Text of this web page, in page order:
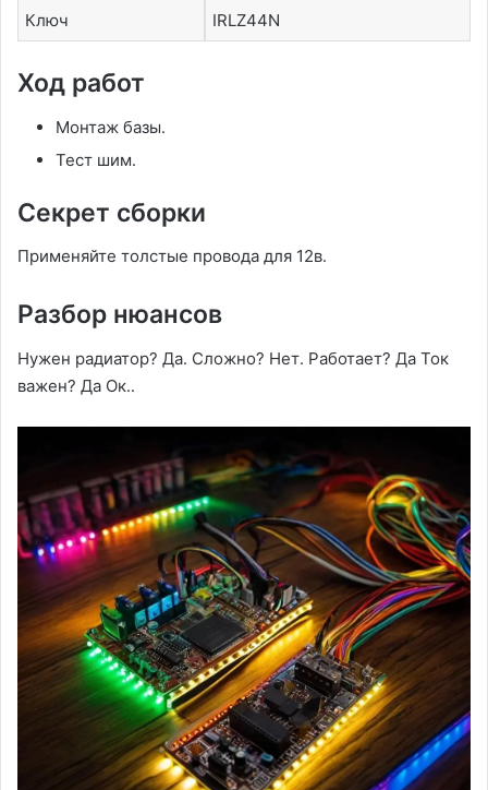
Ключ IRLZ44N
Ход работ
Монтаж базы․
Тест шим․
Секрет сборки
Применяйте толстые провода для 12в․
Разбор нюансов
Нужен радиатор? Да․ Сложно? Нет․ Работает? Да Ток
важен? Да Ок․․